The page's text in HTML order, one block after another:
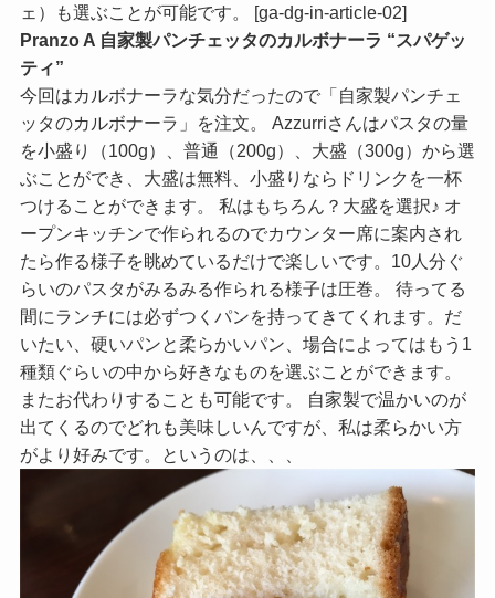
ェ）も選ぶことが可能です。 [ga-dg-in-article-02]
Pranzo A 自家製パンチェッタのカルボナーラ “スパゲッ
ティ”
今回はカルボナーラな気分だったので「自家製パンチェ
ッタのカルボナーラ」を注文。 Azzurriさんはパスタの量
を小盛り（100g）、普通（200g）、大盛（300g）から選
ぶことができ、大盛は無料、小盛りならドリンクを一杯
つけることができます。 私はもちろん？大盛を選択♪ オ
ープンキッチンで作られるのでカウンター席に案内され
たら作る様子を眺めているだけで楽しいです。10人分ぐ
らいのパスタがみるみる作られる様子は圧巻。 待ってる
間にランチには必ずつくパンを持ってきてくれます。だ
いたい、硬いパンと柔らかいパン、場合によってはもう1
種類ぐらいの中から好きなものを選ぶことができます。
またお代わりすることも可能です。 自家製で温かいのが
出てくるのでどれも美味しいんですが、私は柔らかい方
がより好みです。というのは、、、